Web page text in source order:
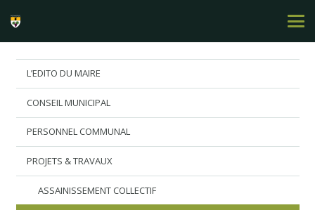
L’EDITO DU MAIRE
CONSEIL MUNICIPAL
PERSONNEL COMMUNAL
PROJETS & TRAVAUX
ASSAINISSEMENT COLLECTIF